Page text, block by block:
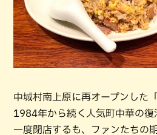
中城村南上原に再オープンした
1984年から続く人気町中華の復
一度閉店するも、ファンたちの